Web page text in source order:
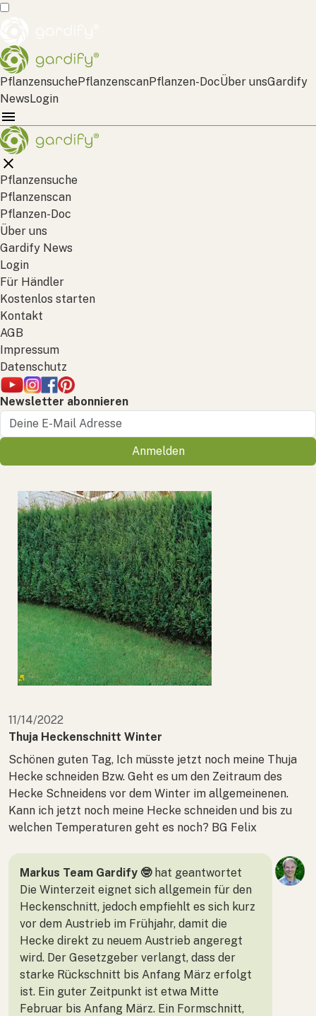
PflanzensuchePflanzenscanPflanzen-DocÜber unsGardify
NewsLogin
Pflanzensuche
Pflanzenscan
Pflanzen-Doc
Über uns
Gardify News
Login
Für Händler
Kostenlos starten
Kontakt
AGB
Impressum
Datenschutz
Newsletter abonnieren
Anmelden
11/14/2022
Thuja Heckenschnitt Winter
Schönen guten Tag, Ich müsste jetzt noch meine Thuja
Hecke schneiden Bzw. Geht es um den Zeitraum des
Hecke Schneidens vor dem Winter im allgemeinenen.
Kann ich jetzt noch meine Hecke schneiden und bis zu
welchen Temperaturen geht es noch? BG Felix
Markus Team Gardify 🤓hat geantwortet
Die Winterzeit eignet sich allgemein für den
Heckenschnitt, jedoch empfiehlt es sich kurz
vor dem Austrieb im Frühjahr, damit die
Hecke direkt zu neuem Austrieb angeregt
wird. Der Gesetzgeber verlangt, dass der
starke Rückschnitt bis Anfang März erfolgt
ist. Ein guter Zeitpunkt ist etwa Mitte
Februar bis Anfang März. Ein Formschnitt,